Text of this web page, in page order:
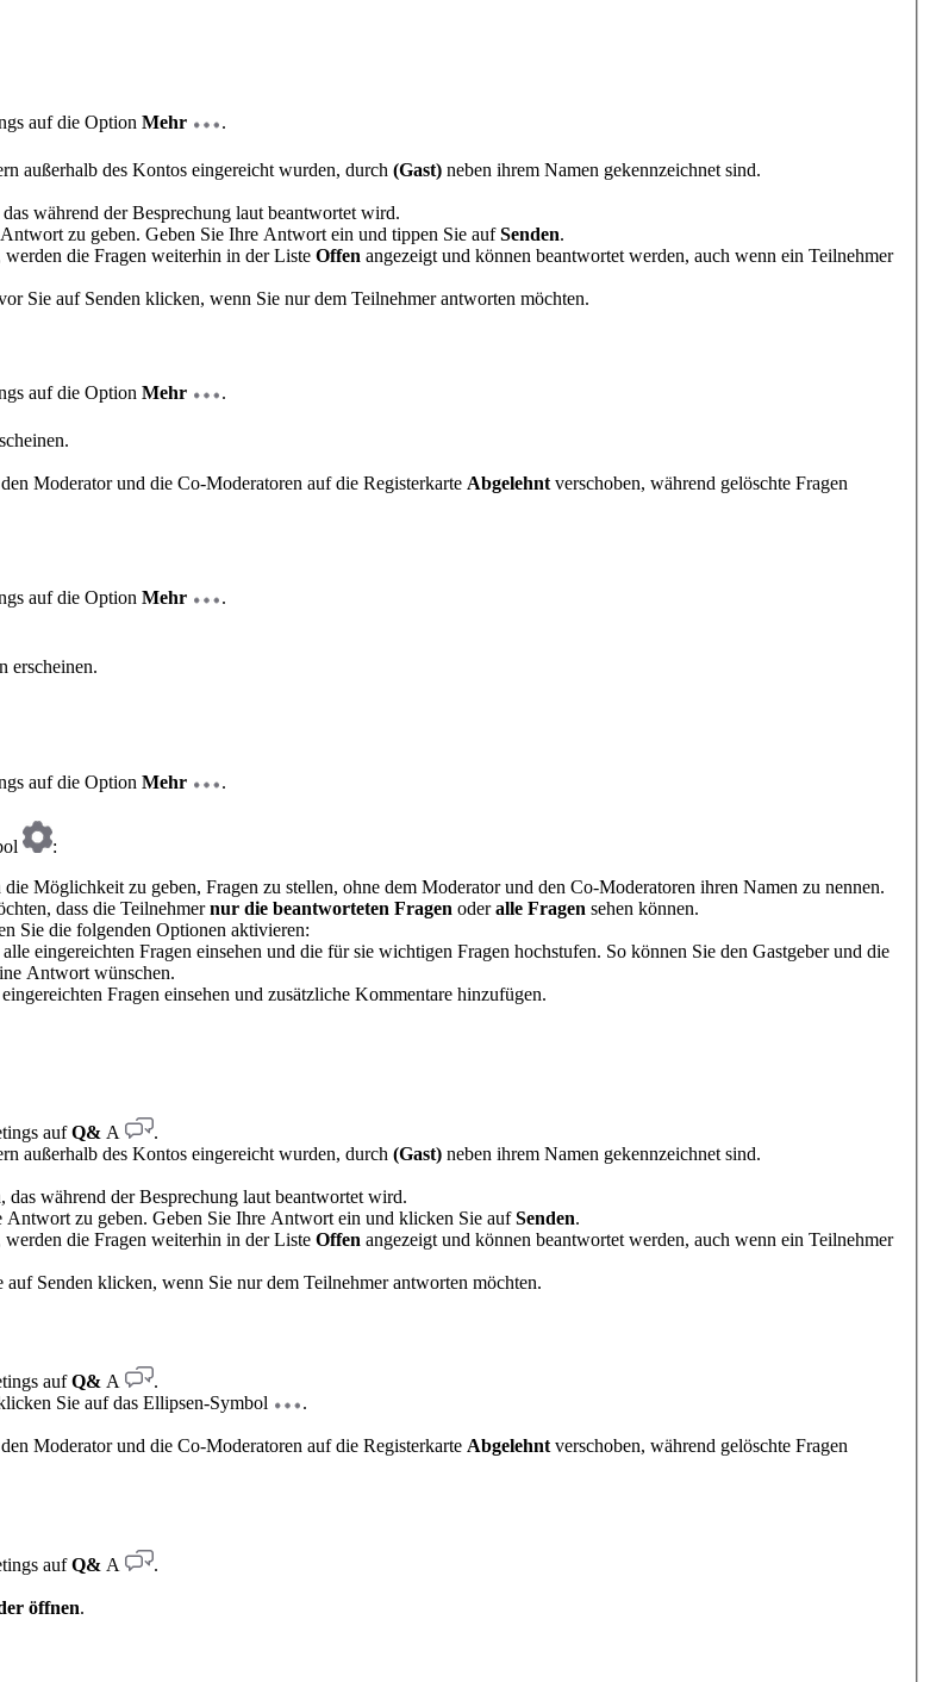
auf die Option Mehr
.
außerhalb des Kontos eingereicht wurden, durch (Gast) neben ihrem Namen gekennzeichnet sind.
während der Besprechung laut beantwortet wird.
zu geben. Geben Sie Ihre Antwort ein und tippen Sie aufSenden.
die Fragen weiterhin in der Liste Offen angezeigt und können beantwortet werden, auch wenn ein Teilnehmer
Sie auf Senden klicken, wenn Sie nur dem Teilnehmer antworten möchten.
auf die Option Mehr
.
Moderator und die Co-Moderatoren auf die Registerkarte Abgelehnt verschoben, während gelöschte Fragen
auf die Option Mehr
.
erscheinen.
auf die Option Mehr
.
:
Möglichkeit zu geben, Fragen zu stellen, ohne dem Moderator und den Co-Moderatoren ihren Namen zu nennen.
dass die Teilnehmernur die beantworteten Fragen oderalle Fragen sehen können.
Sie die folgenden Optionen aktivieren:
eingereichten Fragen einsehen und die für sie wichtigen Fragen hochstufen. So können Sie den Gastgeber und die
Antwort wünschen.
Fragen einsehen und zusätzliche Kommentare hinzufügen.
aufQ& A
.
außerhalb des Kontos eingereicht wurden, durch (Gast) neben ihrem Namen gekennzeichnet sind.
das während der Besprechung laut beantwortet wird.
Antwort zu geben. Geben Sie Ihre Antwort ein und klicken Sie aufSenden.
die Fragen weiterhin in der Liste Offen angezeigt und können beantwortet werden, auch wenn ein Teilnehmer
auf Senden klicken, wenn Sie nur dem Teilnehmer antworten möchten.
aufQ& A
.
Sie auf das Ellipsen-Symbol
.
Moderator und die Co-Moderatoren auf die Registerkarte Abgelehnt verschoben, während gelöschte Fragen
aufQ& A
.
öffnen.